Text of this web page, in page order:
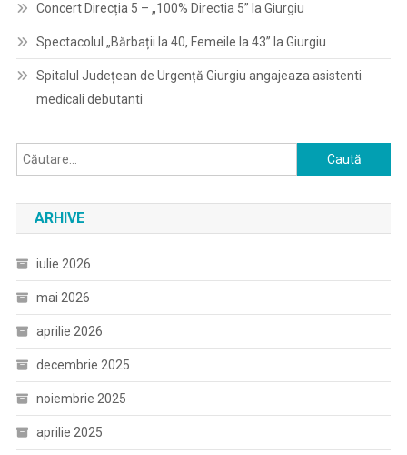
Concert Direcția 5 – „100% Directia 5” la Giurgiu
Spectacolul „Bărbații la 40, Femeile la 43” la Giurgiu
Spitalul Județean de Urgență Giurgiu angajeaza asistenti
medicali debutanti
Caută
după:
ARHIVE
iulie 2026
mai 2026
aprilie 2026
decembrie 2025
noiembrie 2025
aprilie 2025